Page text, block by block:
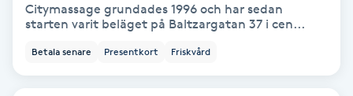
Citymassage grundades 1996 och har sedan
starten varit beläget på Baltzargatan 37 i cen...
Betala senare Presentkort Friskvård